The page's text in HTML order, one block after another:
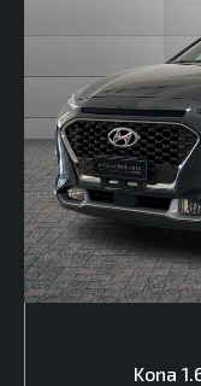
Kona